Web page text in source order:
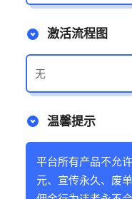
激活流程图
无
温馨提示
平台所有产品不允
元、宣传永久、废